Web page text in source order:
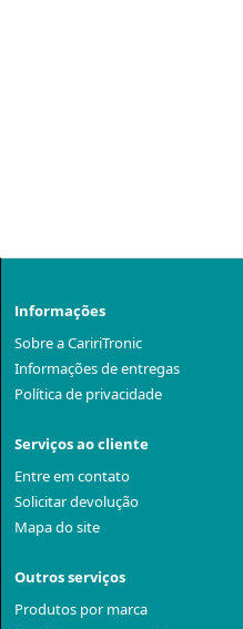
Informações
Sobre a CaririTronic
Informações de entregas
Política de privacidade
Serviços ao cliente
Entre em contato
Solicitar devolução
Mapa do site
Outros serviços
Produtos por marca